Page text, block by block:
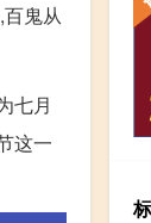
鬼从
七月
这一